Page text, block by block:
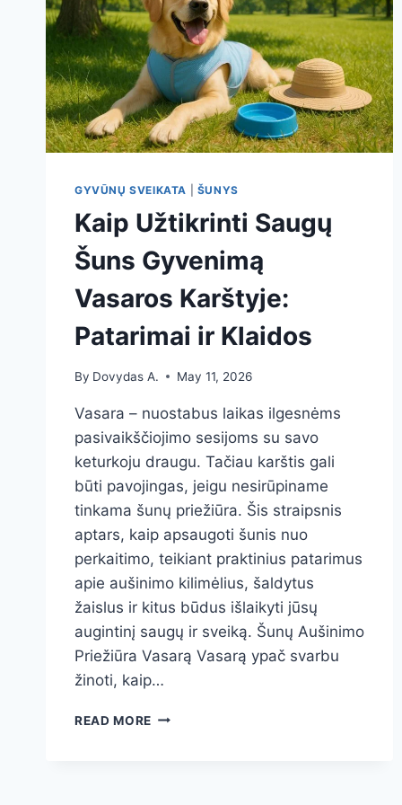
GYVŪNŲ SVEIKATA ŠUNYS
Kaip Užtikrinti Saugų
Šuns Gyvenimą
Vasaros Karštyje:
Patarimai ir Klaidos
By Dovydas A. May 11, 2026
Vasara – nuostabus laikas ilgesnėms
pasivaikščiojimo sesijoms su savo
keturkoju draugu. Tačiau karštis gali
būti pavojingas, jeigu nesirūpiname
tinkama šunų priežiūra. Šis straipsnis
aptars, kaip apsaugoti šunis nuo
perkaitimo, teikiant praktinius patarimus
apie aušinimo kilimėlius, šaldytus
žaislus ir kitus būdus išlaikyti jūsų
augintinį saugų ir sveiką. Šunų Aušinimo
Priežiūra Vasarą Vasarą ypač svarbu
žinoti, kaip…
READ MORE KAIP